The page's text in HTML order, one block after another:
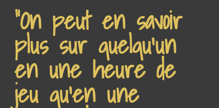
"On peut en savoir
plus sur quelqu'un
en une heure de
jeu qu'en une